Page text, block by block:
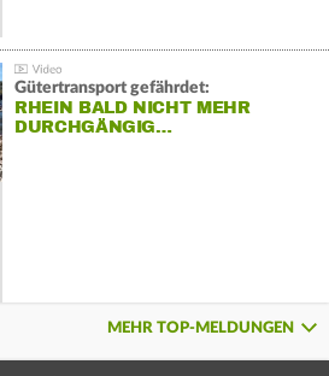
Gütertransport gefährdet:
RHEIN BALD NICHT MEHR
DURCHGÄNGIG…
MEHR TOP-MELDUNGEN